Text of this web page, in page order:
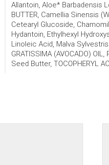
Allantoin, Aloe* Barbadensis
BUTTER, Camellia Sinensis
Cetearyl Glucoside,
Hydantoin, Ethylhexyl
Linoleic Acid, Malva Sylvestris
GRATISSIMA (AVOCADO)
Seed Butter, TOCOPHERYL